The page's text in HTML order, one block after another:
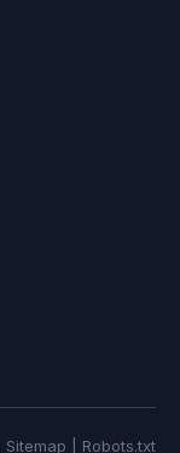
Sitemap Robots.txt